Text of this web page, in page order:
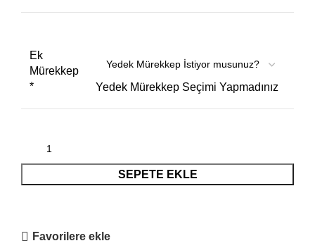
Ek
Mürekkep
*
Yedek Mürekkep Seçimi Yapmadınız
SEPETE EKLE
Favorilere ekle